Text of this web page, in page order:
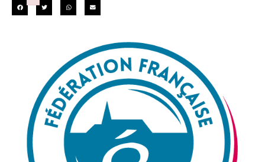
Failed to initialize plugin: wplink